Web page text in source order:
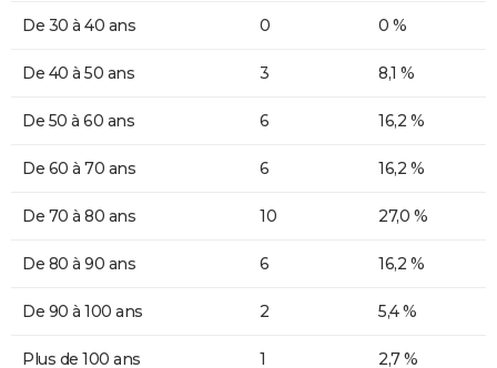
De 30 à 40 ans 0 0 %
De 40 à 50 ans 3 8,1 %
De 50 à 60 ans 6 16,2 %
De 60 à 70 ans 6 16,2 %
De 70 à 80 ans 10 27,0 %
De 80 à 90 ans 6 16,2 %
De 90 à 100 ans 2 5,4 %
Plus de 100 ans 1 2,7 %